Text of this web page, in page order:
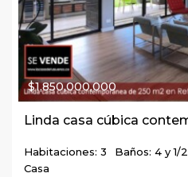
$1,850,000,000
Habitaciones: 3 Baños: 4 y 1/2
Casa